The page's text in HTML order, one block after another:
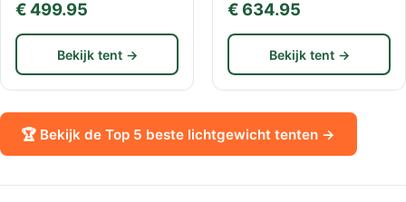
€ 499.95
Bekijk tent →
€ 634.95
Bekijk tent →
🏆 Bekijk de Top 5 beste lichtgewicht tenten →